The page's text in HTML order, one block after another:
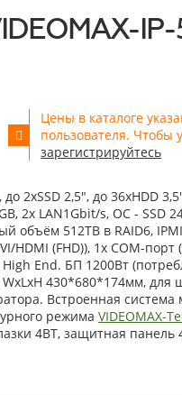
Цены в каталоге
пользователя. Чтобы
зарегистрируйтесь
2xSSD 2,5", до 36xHDD
2x LAN1Gbit/s, OС - SSD
объём 512TB в RAID6,
HDMI (FHD)), 1x COM-
End. БП 1200Вт
WxLxH 430*680*174мм, для
Встроенная система
режима VIDEOMAX-
4BT, защитная панель